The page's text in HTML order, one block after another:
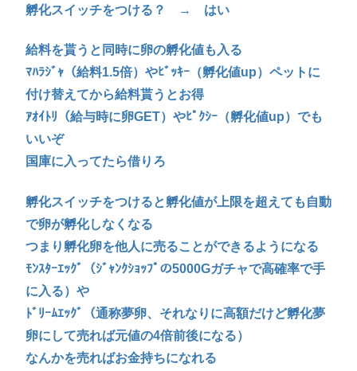
孵化スイッチをつける？ → はい
給料を貰うと同時に卵の孵化値も入る
ﾏﾊﾗｼﾞｬ（給料1.5倍）やﾋﾞｯｷｰ（孵化値up）ペットに
付け替えてから給料貰うとお得
ｱｵｲﾄﾘ（給与時に卵GET）やﾋﾟｸｼｰ（孵化値up）でも
いいぞ
国庫に入ってたら借りろ
孵化スイッチをつけると孵化値が上限を超えても自動
で卵が孵化しなくなる
つまり孵化卵を他人に売ることができるようになる
ﾓﾝｽﾀｰｴｯｸﾞ（ｼﾞｬﾝｸｼｮｯﾌﾟの5000Gガチャで高確率で手
に入る）や
ﾄﾞﾘｰﾑｴｯｸﾞ（通称夢卵、それなりに高額だけど孵化夢
卵にして売れば元値の4倍前後になる）
なんかを売ればお金持ちになれる